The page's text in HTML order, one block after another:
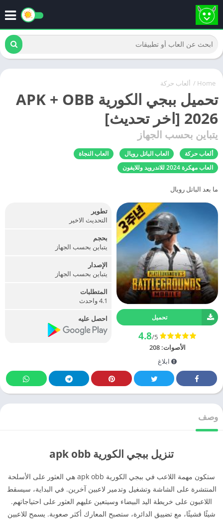
Home
/ ألعاب حركة
تحميل ببجي الكورية APK + OBB
2026 [اخر تحديث]
يتباين بحسب الجهاز
ألعاب حركة العاب الباتل رويال
العاب النجاة
العاب مهكرة 2024 للاندرويد وللايفون
ما بعد الباتل رويال
تحميل
4.8/5
الأصوات:208
ابلاغ
تطوير
التحديث الاخير
بحجم
يتباين بحسب الجهاز
الإصدار
يتباين بحسب الجهاز
المتطلبات
4.1 واحدث
احصل عليه
وصف
تنزيل ببجي الكورية apk obb
ستكون مهمة اللاعب في ببجي الكورية apk obb هي العثور على الأسلحة
المنتشرة على الشاشة وتشغيل وتدمير لاعبين آخرين. في البداية، سيسقط
اللاعبون على خريطة اليد البيضاء وسيتعين عليهم العثور على احتياجاتهم.
شيئًا فشيئًا، مع تضييق الدائرة، ستصبح المعارك أكثر صعوبة. يسمح للاعبين